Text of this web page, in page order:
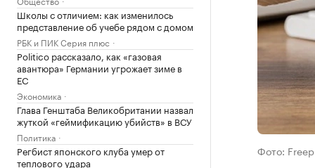
Школы с отличием: как изменилось
представление об учебе рядом с домом
РБК и ПИК Серия плюс
Politico рассказало, как «газовая
авантюра» Германии угрожает зиме в
ЕС
Экономика
Глава Генштаба Великобритании назвал
жуткой «геймификацию убийств» в ВСУ
Политика
Регбист японского клуба умер от
теплового удара
Фото: